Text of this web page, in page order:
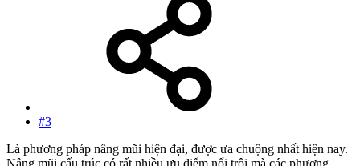
#3
Là phương pháp nâng mũi hiện đại, được ưa chuộng nhất hiện nay.